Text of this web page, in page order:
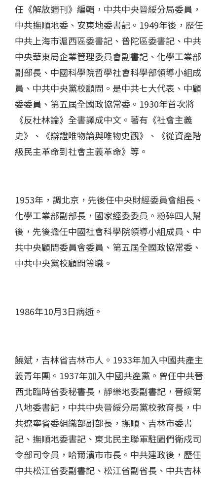
任《解放週刊》編輯，中共中央晉綏分局委員，
中共撫順地委、安東地委書記。 1949年後，歷任
中共上海市滬西區委書記、普陀區委書記 、 中共
中央華東局企業管理委員會副書記、化學工業部
副部長、中國科學院哲學社會科學部領導小組成
員、中共中央黨校顧問。是中共七大代表、中顧
委委員、第五屆全國政協常委。 1930年首次將
《反杜林論》全書譯成中文。著有《社會主義
史》、《辯證唯物論與唯物史觀》、《從資產階
級民主革命到社會主義革命》等。
1953年，調北京，先後任中央財經委員會組長、
化學工業部副部長，國家經委委員。粉碎四人幫
後，先後擔任中國社會科學院領導小組成員、中
共中央顧問委員會委員、第五屆全國政協常委、
中共中央黨校顧問等職。
1986年10月3日病逝。
饒斌，吉林省吉林市人。 1933年加入中國共產主
義青年團。 1937年加入中國共產黨。曾任中共晉
西北臨時省委秘書長，靜樂地委副書記，晉綏第
八地委書記，中共中央晉綏分局黨校教育長，中
共遼寧省委組織部副部長，撫順、吉林市委書
記 、撫順地委書記、 東北民主聯軍駐圖們衛戍司
令部司令員，哈爾濱市市長。 中共建政後，歷任
中共松江省委副書記、松江省副省長、中共吉林